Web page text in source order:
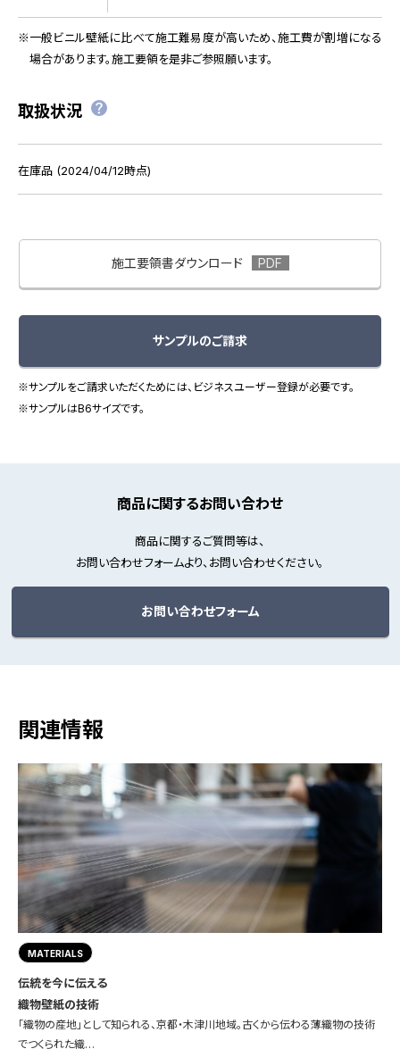
一般ビニル壁紙に比べて施工難易度が高いため、施工費が割増になる
場合があります。施工要領を是非ご参照願います。
取扱状況
在庫品 (2024/04/12時点)
施工要領書ダウンロード
サンプルのご請求
※サンプルをご請求いただくためには、ビジネスユーザー登録が必要です。
※サンプルはB6サイズです。
商品に関するお問い合わせ
商品に関するご質問等は、
お問い合わせフォームより、お問い合わせください。
お問い合わせフォーム
関連情報
MATERIALS
伝統を今に伝える
織物壁紙の技術
「織物の産地」として知られる、京都・木津川地域。古くから伝わる薄織物の技術
でつくられた織…